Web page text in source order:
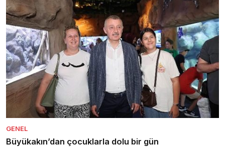
GENEL
Büyükakın’dan çocuklarla dolu bir gün